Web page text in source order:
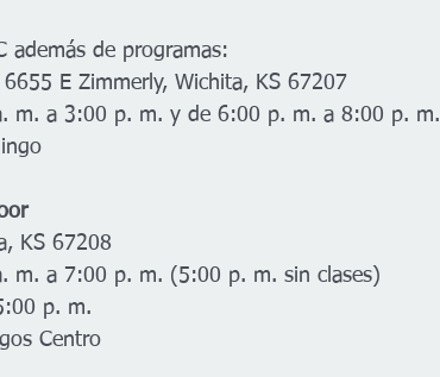
además de programas:
6655 E Zimmerly, Wichita, KS 67207
m. a 3:00 p. m. y de 6:00 p. m. a 8:00 p. m.
KS 67208
m. a 7:00 p. m. (5:00 p. m. sin clases)
p. m.
Centro